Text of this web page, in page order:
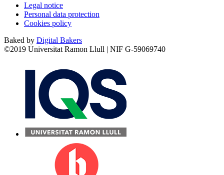
Legal notice
Personal data protection
Cookies policy
Baked by Digital Bakers
©2019 Universitat Ramon Llull | NIF G-59069740